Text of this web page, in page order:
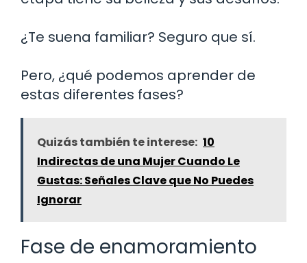
¿Te suena familiar? Seguro que sí.
Pero, ¿qué podemos aprender de
estas diferentes fases?
Quizás también te interese: 10
Indirectas de una Mujer Cuando Le
Gustas: Señales Clave que No Puedes
Ignorar
Fase de enamoramiento